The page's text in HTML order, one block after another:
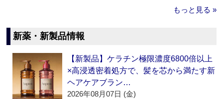
もっと見る »
新薬・新製品情報
【新製品】ケラチン極限濃度6800倍以上
×高浸透密着処方で、髪を芯から満たす新
ヘアケアブラン…
2026年08月07日 (金)